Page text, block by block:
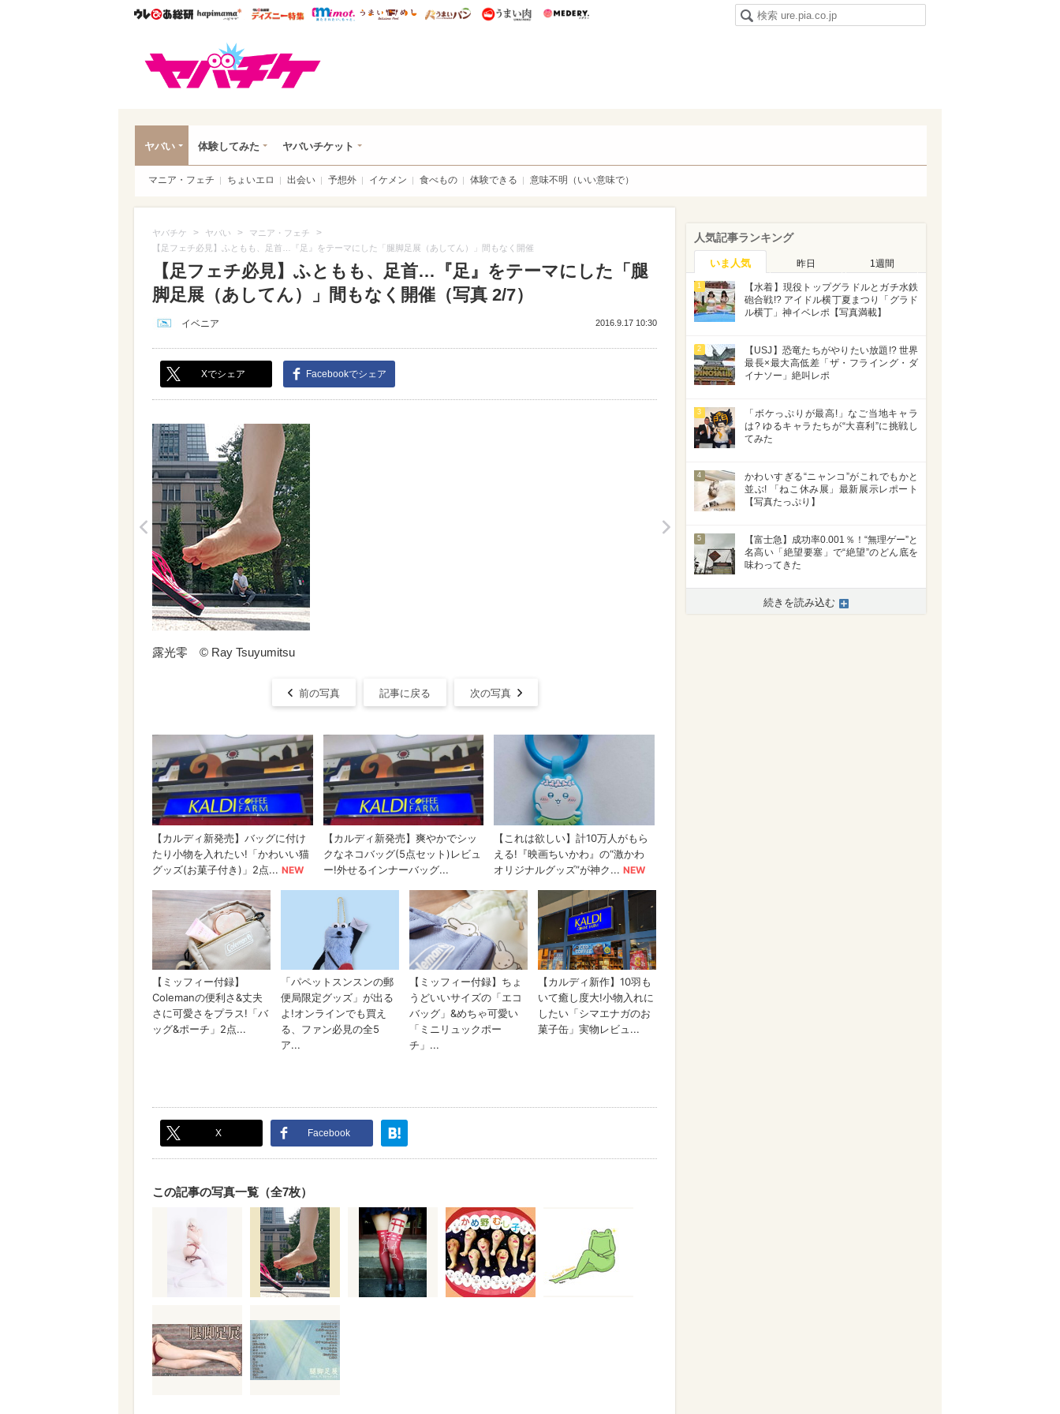
ウレぴあ総研ハピママ* ウレぴあ総研 ディズニー特集
mimot. うまいめし うまいパン うまい肉
ヤバい 体験してみた ヤバいチケット
マニア・フェチ ちょいエロ 出会い 予想外 イケメン 食べもの 体験できる 意味不明（いい意味で）
ヤバチケ > ヤバい > マニア・フェチ >
【足フェチ必見】ふともも、足首…『足』をテーマにした「腿脚足展（あしてん）」間もなく開催
【足フェチ必見】ふともも、足首…『足』をテーマにした「腿
脚足展（あしてん）」間もなく開催（写真 2/7）
イベニア 2016.9.17 10:30
Xでシェア Facebookでシェア
露光零 © Ray Tsuyumitsu
前の写真 記事に戻る 次の写真
X Facebook
この記事の写真一覧（全7枚）
人気記事ランキング
いま人気 昨日 1週間
1
【水着】現役トップグラドルとガチ水鉄
砲合戦!? アイドル横丁夏まつり「グラド
ル横丁」神イベレポ【写真満載】
2
【USJ】恐竜たちがやりたい放題!? 世界
最長×最大高低差「ザ・フライング・ダ
イナソー」絶叫レポ
3
「ボケっぷりが最高!」なご当地キャラ
は? ゆるキャラたちが“大喜利”に挑戦し
てみた
4
かわいすぎる“ニャンコ”がこれでもかと
並ぶ! 「ねこ休み展」最新展示レポート
【写真たっぷり】
5
【富士急】成功率0.001％！“無理ゲー”と
名高い「絶望要塞」で“絶望”のどん底を
味わってきた
続きを読み込む